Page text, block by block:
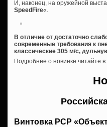
И, наконец, на оружейной
SpeedFire«.
В отличие от достаточно
современные требования к
классические 305 м/с,
Подробнее о новинке читайте в
Винтовка РСР